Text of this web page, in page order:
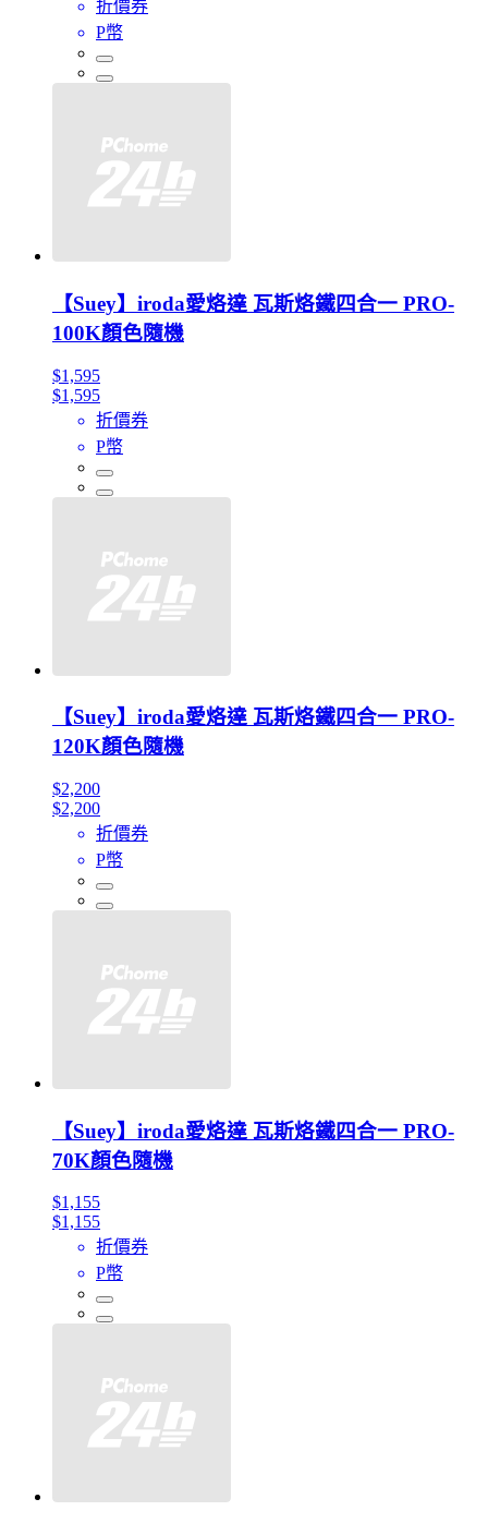
折價券
P幣
【Suey】iroda愛烙達 瓦斯烙鐵四合一 PRO-
100K顏色隨機
$1,595
$1,595
折價券
P幣
【Suey】iroda愛烙達 瓦斯烙鐵四合一 PRO-
120K顏色隨機
$2,200
$2,200
折價券
P幣
【Suey】iroda愛烙達 瓦斯烙鐵四合一 PRO-
70K顏色隨機
$1,155
$1,155
折價券
P幣